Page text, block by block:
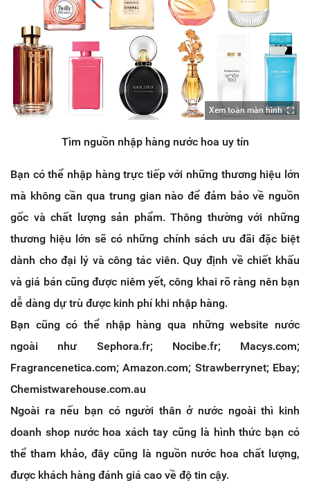
Xem toàn màn hình
Tìm nguồn nhập hàng nước hoa uy tín
Bạn có thể nhập hàng trực tiếp với những thương hiệu lớn
mà không cần qua trung gian nào để đảm bảo về nguồn
gốc và chất lượng sản phẩm. Thông thường với những
thương hiệu lớn sẽ có những chính sách ưu đãi đặc biệt
dành cho đại lý và công tác viên. Quy định về chiết khấu
và giá bán cũng được niêm yết, công khai rõ ràng nên bạn
dễ dàng dự trù được kinh phí khi nhập hàng.
Bạn cũng có thể nhập hàng qua những website nước
ngoài như Sephora.fr; Nocibe.fr; Macys.com;
Fragrancenetica.com; Amazon.com; Strawberrynet; Ebay;
Chemistwarehouse.com.au
Ngoài ra nếu bạn có người thân ở nước ngoài thì kinh
doanh shop nước hoa xách tay cũng là hình thức bạn có
thể tham khảo, đây cũng là nguồn nước hoa chất lượng,
được khách hàng đánh giá cao về độ tin cậy.